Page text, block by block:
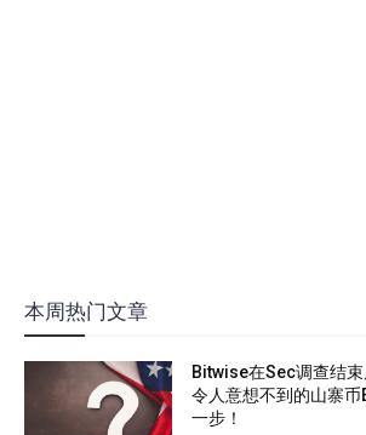
本周热门文章
Bitwise在Sec调查结
令人意想不到的山寨
一步！